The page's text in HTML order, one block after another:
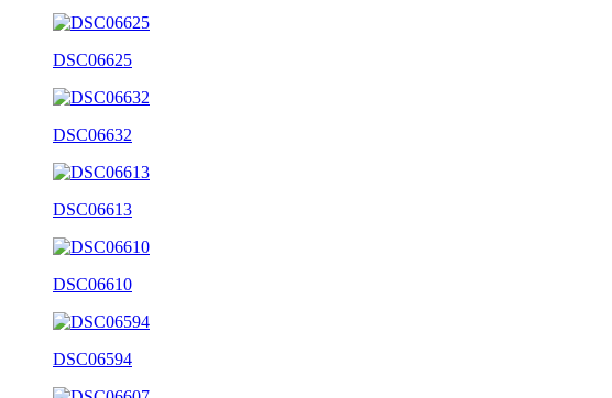
DSC06625
DSC06632
DSC06613
DSC06610
DSC06594